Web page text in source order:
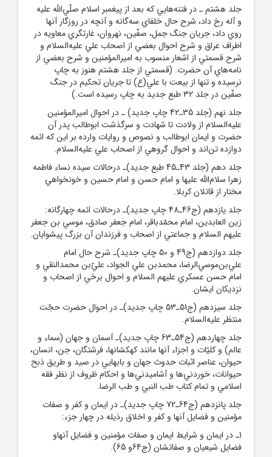
جلد هشتم ـ در فتنه‌هايي که بعد از پيغمبر اسلام صلّي‌الله عليه
و آله رخ داد، شرح حال خلفاي سه‌گانه و آنچه در روزگار آنها
روي داد، جريان جنگ جمل، صفّين، نهروان، غارتگري معاويه در
اطراف عراق و شرح احوال بعضي از اصحاب علي عليه‌السلام و
شرح قسمتي از اشعار منسوب به اميرالمؤمنين و شرح بعضي از
نامه‌هاي آن حضرت. (قسمتي از جلد هشتم هنوز به چاپ
نرسيده و تنها از بيعت با علي(ع) تا جريان تحکيم در جنگ
صفّين در جلد 32 طبع جديد به چاپ رسيده است.)
جلد نهم (جلد 35ـ42 چاپ جديد) ـ در احوال اميرالمؤمنين
عليه‌السلام از ولادت تا شهادت و سرگذشت ابوطالب پدر آن
حضرت و ايمان ابوطالب و نصوص و روايات وارده بر اين که ائمه
دوازده تن‌اند و احوال گروهي از اصحاب علي عليه‌السلام.
جلد دهم (جلد 43ـ45 طبع جديد)ـ درحالات سيده نساء فاطمه
زهرا سلام‌الله عليها و امام حسن و امام حسين و خونخواهي
مختار از قاتلان کربلا.
جلد يازدهم (ج46ـ48 چاپ جديد)ـ درحالات ائمه چهارگانه:
زين العابدين، امام محمّدباقر، امام جعفر صادق، موسي بن جعفر
عليهم السلام و جماعتي از اصحاب و فرزندان آن بزرگ پيشوايان.
جلد دوازدهم (ج49 و 50 چاپ جديد)ـ شرح حال امام
علي‌بن‌موسي‌الرضا، محمدبن علي الجواد، عليّ‌بن محمدالنقي و
امام حسن عسکري عليهم السلام و احوال برخي از اصحاب و
نزديکان ايشان.
جلد سيزدهم (ج51ـ53 چاپ جديد)ـ در احوال حضرت حجّت
منتظر عليه‌السلام.
جلد چهاردهم (ج54ـ63 چاپ جديد)ـ آسمان و جهان (سماء و
عالم) و کليّات و اجزاء آنها مانند کهکشانها، فرشتگان، جن، انسان،
حيوان، عناصر اثبات حدوث جهان و بابهايي در صيد و طريق ذبح
حيوانات، خوردني‌ها و آشاميدني‌ها و احکام ظروف از نظر فقه
اسلامي و تمام کتاب طب النبي و طب الرضا.
جلد پانزدهم (ج64ـ72 چاپ جديد)ـ در ايمان و کفر و صفات
مؤمنين و فضايل آنها و کفر و اخلاق رذيله در چهار جزء:
1ـ در ايمان و شرايط ايمان و صفات مؤمنين و فضايل آنهاو
فضايل شيعيان و صفاتشان (ج64و 65).